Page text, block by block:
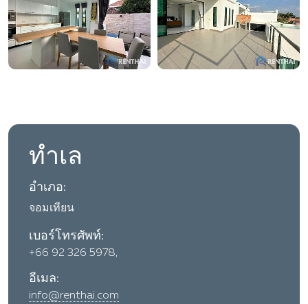
ทำเล
อำเภอ:
จอมเทียน
เบอร์โทรศัพท์:
+66 92 326 5978,
อีเมล:
info@renthai.com